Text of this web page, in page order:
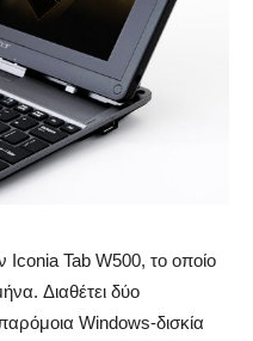
Iconia Tab W500, το οποίο
Διαθέτει δύο
Windows-δισκία